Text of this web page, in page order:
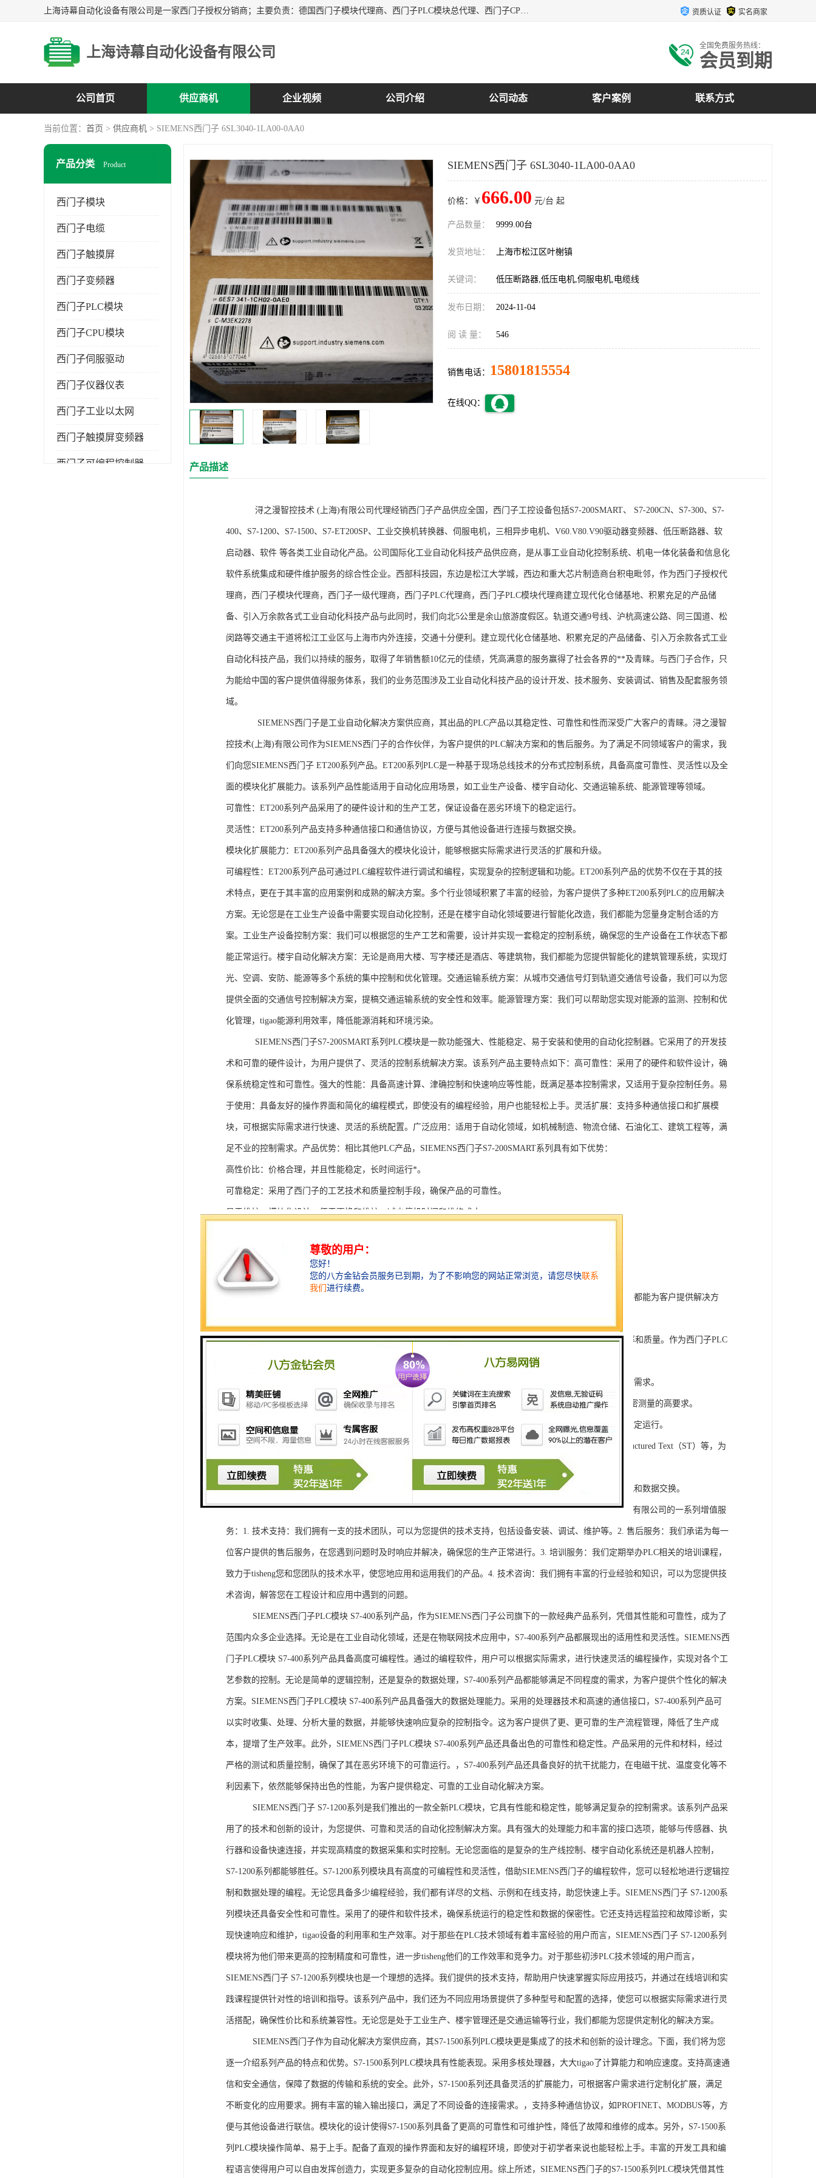
上海诗幕自动化设备有限公司是一家西门子授权分销商；主要负责：德国西门子模块代理商、西门子PLC模块总代理、西门子CPU模块代理商、西门子电缆代理、西门子触摸屏变频器总代理等专销售西门子各系列产品；实体公司，诚信经营，价格优势，品质保证，库存量大，供应！ 资质认证 实名商家
上海诗幕自动化设备有限公司 全国免费服务热线：
会员到期
公司首页 供应商机 企业视频 公司介绍 公司动态 客户案例 联系方式
当前位置： 首页 > 供应商机 > SIEMENS西门子 6SL3040-1LA00-0AA0
产品分类 Product
西门子模块
西门子电缆
西门子触摸屏
西门子变频器
西门子PLC模块
西门子CPU模块
西门子伺服驱动
西门子仪器仪表
西门子工业以太网
西门子触摸屏变频器
西门子可编程控制器
SIEMENS西门子 6SL3040-1LA00-0AA0
价格：￥ 666.00 元/台 起
产品数量： 9999.00台
发货地址： 上海市松江区叶榭镇
关键词： 低压断路器,低压电机,伺服电机,电缆线
发布日期： 2024-11-04
阅 读 量： 546
销售电话： 15801815554
在线QQ：
产品描述
浔之漫智控技术 (上海)有限公司代理经销西门子产品供应全国，西门子工控设备包括S7-200SMART、 S7-200CN、S7-300、S7-
400、S7-1200、S7-1500、S7-ET200SP、工业交换机转换器、伺服电机，三相异步电机、V60.V80.V90驱动器变频器、低压断路器、软
启动器、软件 等各类工业自动化产品。公司国际化工业自动化科技产品供应商，是从事工业自动化控制系统、机电一体化装备和信息化
软件系统集成和硬件维护服务的综合性企业。西部科技园，东边是松江大学城，西边和重大芯片制造商台积电毗邻，作为西门子授权代
理商，西门子模块代理商，西门子一级代理商，西门子PLC代理商，西门子PLC模块代理商建立现代化仓储基地、积累充足的产品储
备、引入万余款各式工业自动化科技产品与此同时，我们向北5公里是余山旅游度假区。轨道交通9号线、沪杭高速公路、同三国道、松
闵路等交通主干道将松江工业区与上海市内外连接，交通十分便利。建立现代化仓储基地、积累充足的产品储备、引入万余款各式工业
自动化科技产品，我们以持续的服务，取得了年销售额10亿元的佳绩，凭高满意的服务赢得了社会各界的**及青睐。与西门子合作，只
为能给中国的客户提供值得服务体系，我们的业务范围涉及工业自动化科技产品的设计开发、技术服务、安装调试、销售及配套服务领
域。
SIEMENS西门子是工业自动化解决方案供应商，其出品的PLC产品以其稳定性、可靠性和性而深受广大客户的青睐。浔之漫智
控技术(上海)有限公司作为SIEMENS西门子的合作伙伴，为客户提供的PLC解决方案和的售后服务。为了满足不同领域客户的需求，我
们向您SIEMENS西门子 ET200系列产品。ET200系列PLC是一种基于现场总线技术的分布式控制系统，具备高度可靠性、灵活性以及全
面的模块化扩展能力。该系列产品性能适用于自动化应用场景，如工业生产设备、楼宇自动化、交通运输系统、能源管理等领域。
可靠性：ET200系列产品采用了的硬件设计和的生产工艺，保证设备在恶劣环境下的稳定运行。
灵活性：ET200系列产品支持多种通信接口和通信协议，方便与其他设备进行连接与数据交换。
模块化扩展能力：ET200系列产品具备强大的模块化设计，能够根据实际需求进行灵活的扩展和升级。
可编程性：ET200系列产品可通过PLC编程软件进行调试和编程，实现复杂的控制逻辑和功能。ET200系列产品的优势不仅在于其的技
术特点，更在于其丰富的应用案例和成熟的解决方案。多个行业领域积累了丰富的经验，为客户提供了多种ET200系列PLC的应用解决
方案。无论您是在工业生产设备中需要实现自动化控制，还是在楼宇自动化领域要进行智能化改造，我们都能为您量身定制合适的方
案。工业生产设备控制方案：我们可以根据您的生产工艺和需要，设计并实现一套稳定的控制系统，确保您的生产设备在工作状态下都
能正常运行。楼宇自动化解决方案：无论是商用大楼、写字楼还是酒店、等建筑物，我们都能为您提供智能化的建筑管理系统，实现灯
光、空调、安防、能源等多个系统的集中控制和优化管理。交通运输系统方案：从城市交通信号灯到轨道交通信号设备，我们可以为您
提供全面的交通信号控制解决方案，提稿交通运输系统的安全性和效率。能源管理方案：我们可以帮助您实现对能源的监测、控制和优
化管理，tigao能源利用效率，降低能源消耗和环境污染。
SIEMENS西门子S7-200SMART系列PLC模块是一款功能强大、性能稳定、易于安装和使用的自动化控制器。它采用了的开发技
术和可靠的硬件设计，为用户提供了、灵活的控制系统解决方案。该系列产品主要特点如下：高可靠性：采用了的硬件和软件设计，确
保系统稳定性和可靠性。强大的性能：具备高速计算、津确控制和快速响应等性能，既满足基本控制需求，又适用于复杂控制任务。易
于使用：具备友好的操作界面和简化的编程模式，即使没有的编程经验，用户也能轻松上手。灵活扩展：支持多种通信接口和扩展模
块，可根据实际需求进行快速、灵活的系统配置。广泛应用：适用于自动化领域，如机械制造、物流仓储、石油化工、建筑工程等，满
足不业的控制需求。产品优势：相比其他PLC产品，SIEMENS西门子S7-200SMART系列具有如下优势：
高性价比：价格合理，并且性能稳定，长时间运行*。
可靠稳定：采用了西门子的工艺技术和质量控制手段，确保产品的可靠性。
易于维护：模块化设计，便于更换和维护，减少停机时间和维修成本。
灵活配置：多种通信接口和编程模式可选，满足不同用户的个性化要求。
快速部署：配备了完善的软件工具和技术支持，可快速部署系统，缩短项目周期。
在智能科技、自动化科技和机电领域内有着到的见解。无论是提供技术咨询，还是进行技术开发和转让，我们都能为客户提供解决方
SIEMENS西门子PLC模块S7-300系列产品是一系列高可靠性、高性能的工控设备，旨在tisheng生产效率和质量。作为西门子PLC
系列中的重要组成部分，S7-300系列产品具有以下突出特点：
1. 灵活性和可扩展性：S7-300系列产品设计特，可根据客户需求灵活配置输入输出模块，满足不同规模工程的需求。
2. 高速、高精度的模拟量输入输出：S7-300系列产品支持多达8个模拟量输入输出通道，可满足对于控制和精密测量的高要求。
3. 高可靠性和稳定性：S7-300系列产品采用的硬件和软件技术，具有高度可靠性和稳定性，保证系统的长期稳定运行。
4. 灵活可编程：S7-300系列产品采用TIA Portal开发环境，支持多种编程语言，如Ladder Diagram（LD）、Structured Text（ST）等，为
工程师提供了更多编程选择。
5. 可靠的通讯接口：S7-300系列产品配备丰富的通讯接口，可与其他工控设备无缝集成，实现设备之间的通讯和数据交换。
购买SIEMENS西门子PLC模块S7-300系列产品，不仅获得了可靠的工控设备，还将获得浔之漫智控技术(上海)有限公司的一系列增值服
务：1. 技术支持：我们拥有一支的技术团队，可以为您提供的技术支持，包括设备安装、调试、维护等。2. 售后服务：我们承诺为每一
位客户提供的售后服务，在您遇到问题时及时响应并解决，确保您的生产正常进行。3. 培训服务：我们定期举办PLC相关的培训课程，
致力于tisheng您和您团队的技术水平，使您地应用和运用我们的产品。4. 技术咨询：我们拥有丰富的行业经验和知识，可以为您提供技
术咨询，解答您在工程设计和应用中遇到的问题。
SIEMENS西门子PLC模块 S7-400系列产品，作为SIEMENS西门子公司旗下的一款经典产品系列，凭借其性能和可靠性，成为了
范围内众多企业选择。无论是在工业自动化领域，还是在物联网技术应用中，S7-400系列产品都展现出的适用性和灵活性。SIEMENS西
门子PLC模块 S7-400系列产品具备高度可编程性。通过的编程软件，用户可以根据实际需求，进行快速灵活的编程操作，实现对各个工
艺参数的控制。无论是简单的逻辑控制，还是复杂的数据处理，S7-400系列产品都能够满足不同程度的需求，为客户提供个性化的解决
方案。SIEMENS西门子PLC模块 S7-400系列产品具备强大的数据处理能力。采用的处理器技术和高速的通信接口，S7-400系列产品可
以实时收集、处理、分析大量的数据，并能够快速响应复杂的控制指令。这为客户提供了更、更可靠的生产流程管理，降低了生产成
本，提增了生产效率。此外，SIEMENS西门子PLC模块 S7-400系列产品还具备出色的可靠性和稳定性。产品采用的元件和材料，经过
严格的测试和质量控制，确保了其在恶劣环境下的可靠运行。，S7-400系列产品还具备良好的抗干扰能力，在电磁干扰、温度变化等不
利因素下，依然能够保持出色的性能，为客户提供稳定、可靠的工业自动化解决方案。
SIEMENS西门子 S7-1200系列是我们推出的一款全新PLC模块，它具有性能和稳定性，能够满足复杂的控制需求。该系列产品采
用了的技术和创新的设计，为您提供、可靠和灵活的自动化控制解决方案。具有强大的处理能力和丰富的接口选项，能够与传感器、执
行器和设备快速连接，并实现高精度的数据采集和实时控制。无论您面临的是复杂的生产线控制、楼宇自动化系统还是机器人控制，
S7-1200系列都能够胜任。S7-1200系列模块具有高度的可编程性和灵活性，借助SIEMENS西门子的编程软件，您可以轻松地进行逻辑控
制和数据处理的编程。无论您具备多少编程经验，我们都有详尽的文档、示例和在线支持，助您快速上手。SIEMENS西门子 S7-1200系
列模块还具备安全性和可靠性。采用了的硬件和软件技术，确保系统运行的稳定性和数据的保密性。它还支持远程监控和故障诊断，实
现快速响应和维护，tigao设备的利用率和生产效率。对于那些在PLC技术领域有着丰富经验的用户而言，SIEMENS西门子 S7-1200系列
模块将为他们带来更高的控制精度和可靠性，进一步tisheng他们的工作效率和竞争力。对于那些初涉PLC技术领域的用户而言，
SIEMENS西门子 S7-1200系列模块也是一个理想的选择。我们提供的技术支持，帮助用户快速掌握实际应用技巧，并通过在线培训和实
践课程提供针对性的培训和指导。该系列产品中，我们还为不同应用场景提供了多种型号和配置的选择，使您可以根据实际需求进行灵
活搭配，确保性价比和系统兼容性。无论您是处于工业生产、楼宇管理还是交通运输等行业，我们都能为您提供定制化的解决方案。
SIEMENS西门子作为自动化解决方案供应商，其S7-1500系列PLC模块更是集成了的技术和创新的设计理念。下面，我们将为您
逐一介绍系列产品的特点和优势。S7-1500系列PLC模块具有性能表现。采用多核处理器，大大tigao了计算能力和响应速度。支持高速通
信和安全通信，保障了数据的传输和系统的安全。此外，S7-1500系列还具备灵活的扩展能力，可根据客户需求进行定制化扩展，满足
不断变化的应用要求。拥有丰富的输入输出接口，满足了不同设备的连接需求。，支持多种通信协议，如PROFINET、MODBUS等，方
便与其他设备进行联信。模块化的设计使得S7-1500系列具备了更高的可靠性和可维护性，降低了故障和维修的成本。另外，S7-1500系
列PLC模块操作简单、易于上手。配备了直观的操作界面和友好的编程环境，即使对于初学者来说也能轻松上手。丰富的开发工具和编
程语言使得用户可以自由发挥创造力，实现更多复杂的自动化控制应用。综上所述，SIEMENS西门子的S7-1500系列PLC模块凭借其性